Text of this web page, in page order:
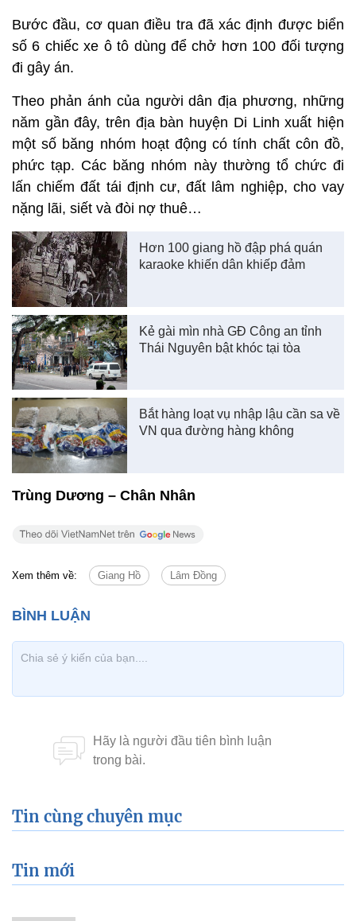
Bước đầu, cơ quan điều tra đã xác định được biển
số 6 chiếc xe ô tô dùng để chở hơn 100 đối tượng
đi gây án.
Theo phản ánh của người dân địa phương, những
năm gần đây, trên địa bàn huyện Di Linh xuất hiện
một số băng nhóm hoạt động có tính chất côn đồ,
phức tạp. Các băng nhóm này thường tổ chức đi
lấn chiếm đất tái định cư, đất lâm nghiệp, cho vay
nặng lãi, siết và đòi nợ thuê…
Hơn 100 giang hồ đập phá quán
karaoke khiến dân khiếp đảm
Kẻ gài mìn nhà GĐ Công an tỉnh
Thái Nguyên bật khóc tại tòa
Bắt hàng loạt vụ nhập lậu cần sa về
VN qua đường hàng không
Trùng Dương – Chân Nhân
Xem thêm về: Giang Hồ Lâm Đồng
Tin cùng chuyên mục
Tin mới